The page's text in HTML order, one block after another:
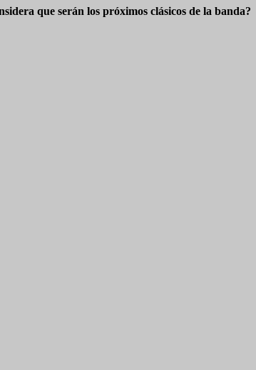
que serán los próximos clásicos de la banda?